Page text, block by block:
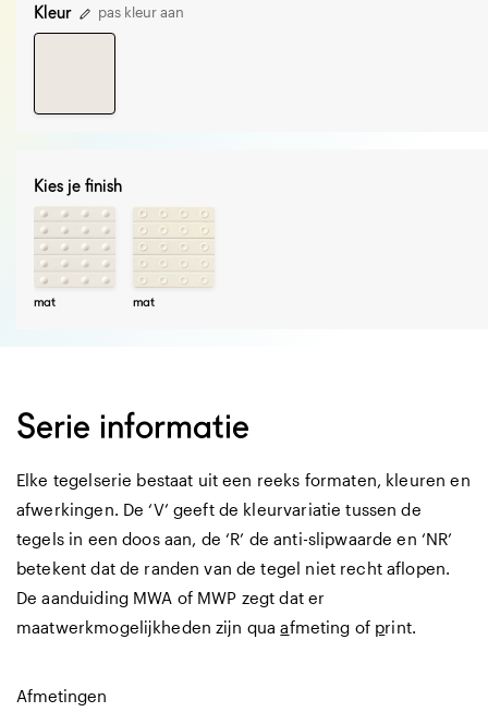
Kleur pas kleur aan
Kies je finish
mat mat
Serie informatie
Elke tegelserie bestaat uit een reeks formaten, kleuren en
afwerkingen. De ‘V’ geeft de kleurvariatie tussen de
tegels in een doos aan, de ‘R’ de anti-slipwaarde en ‘NR’
betekent dat de randen van de tegel niet recht aflopen.
De aanduiding MWA of MWP zegt dat er
maatwerkmogelijkheden zijn quaafmeting of print.
Afmetingen